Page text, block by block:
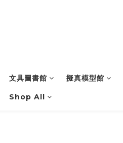
文具圖書館 擬真模型館
Shop All